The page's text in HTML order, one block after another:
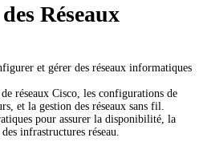
Réseaux
et gérer des réseaux informatiques
réseaux Cisco, les configurations de
et la gestion des réseaux sans fil.
pour assurer la disponibilité, la
infrastructures réseau.